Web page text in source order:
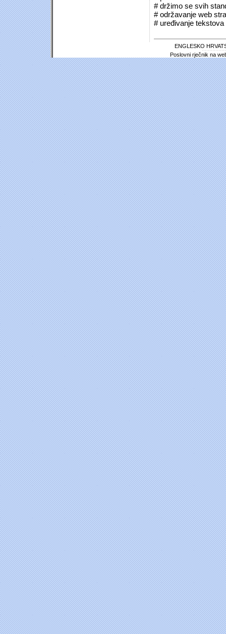
# držimo se svih
# održavanje web
# uređivanje
ENGLESKO
Poslovni rječnik na